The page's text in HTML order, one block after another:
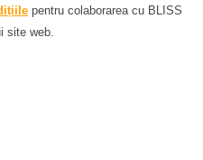
pentru colaborarea cu BLISS
site web.